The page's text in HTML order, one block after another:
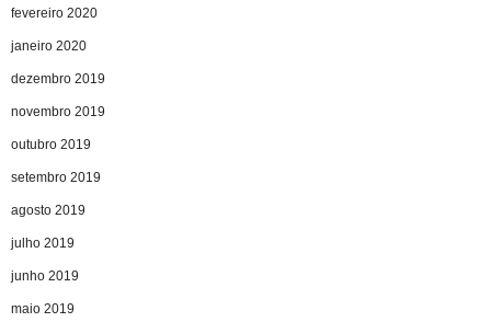
fevereiro 2020
janeiro 2020
dezembro 2019
novembro 2019
outubro 2019
setembro 2019
agosto 2019
julho 2019
junho 2019
maio 2019